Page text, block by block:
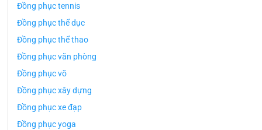
Đồng phục tennis
Đồng phục thể dục
Đồng phục thể thao
Đồng phục văn phòng
Đồng phục võ
Đồng phục xây dựng
Đồng phục xe đạp
Đồng phục yoga